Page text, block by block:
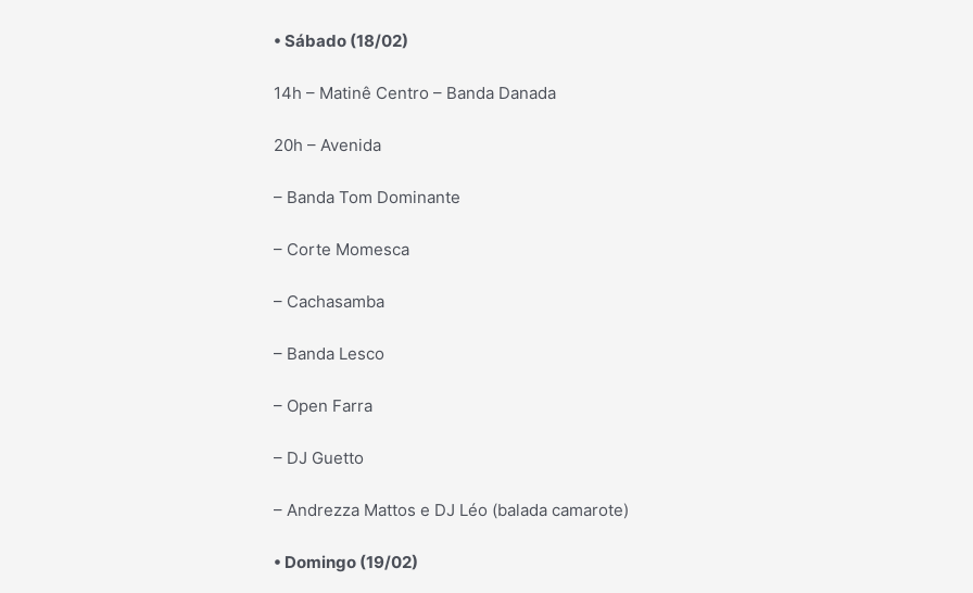
• Sábado (18/02)
14h – Matinê Centro – Banda Danada
20h – Avenida
– Banda Tom Dominante
– Corte Momesca
– Cachasamba
– Banda Lesco
– Open Farra
– DJ Guetto
– Andrezza Mattos e DJ Léo (balada camarote)
• Domingo (19/02)